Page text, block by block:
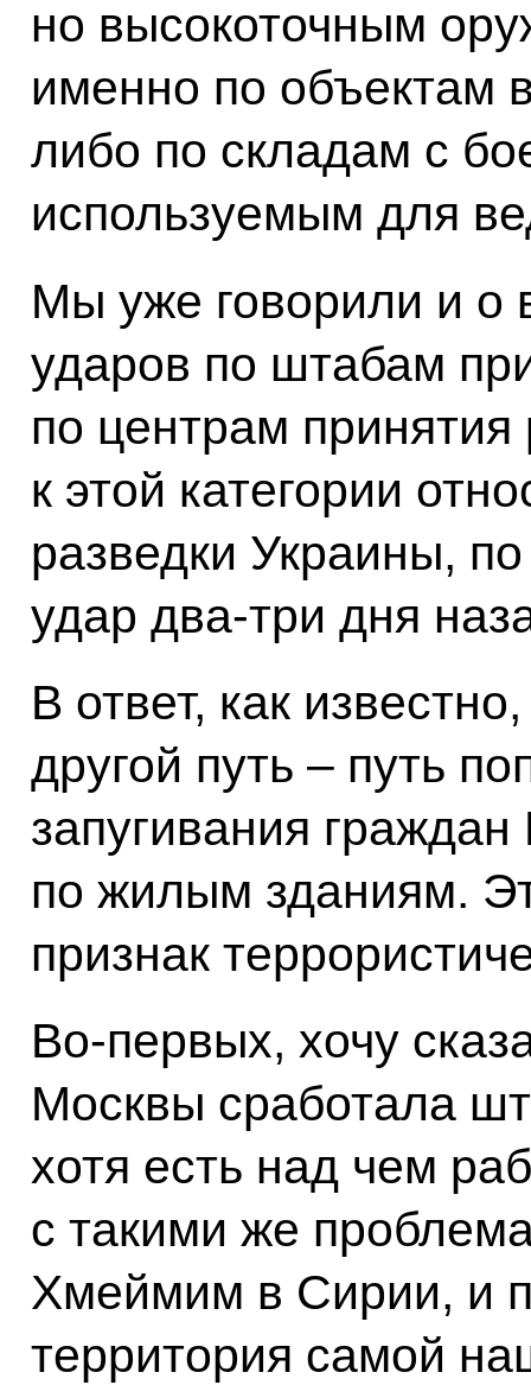
но высокоточным
именно по объектам
либо по складам с
используемым для
Мы уже говорили и о
ударов по штабам
по центрам
к этой категории
разведки Украины,
удар два-три дня
В ответ, как
другой путь – путь
запугивания
по жилым зданиям.
признак
Во-первых, хочу
Москвы сработала
хотя есть над чем
с такими же
Хмеймим в Сирии, и
территория самой